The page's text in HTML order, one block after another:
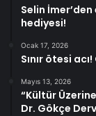
Selin
hediyesi!
Ocak 17, 2026
Sınır ötesi
Mayıs 13, 2026
“Kültür
Dr. Gökçe